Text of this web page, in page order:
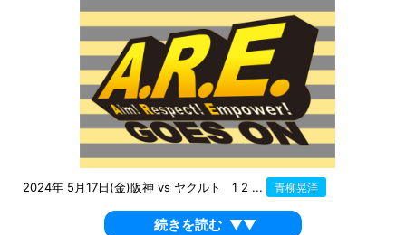
2024年 5月17日(金)阪神 vs ヤクルト 1 2 ... 青柳晃洋
続きを読む ▼▼